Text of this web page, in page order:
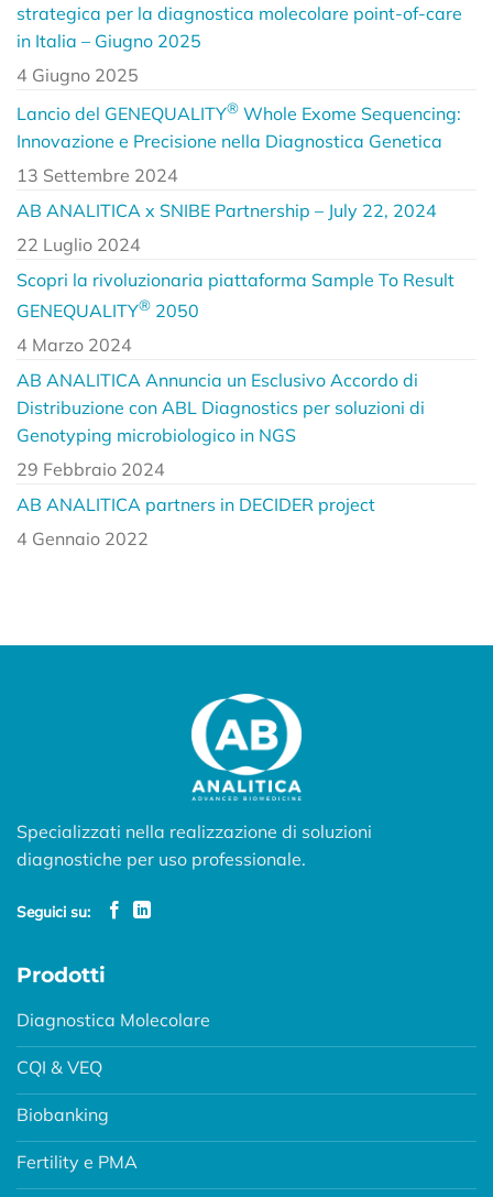
strategica per la diagnostica molecolare point-of-care
in Italia – Giugno 2025
4 Giugno 2025
Lancio del GENEQUALITY® Whole Exome Sequencing:
Innovazione e Precisione nella Diagnostica Genetica
13 Settembre 2024
AB ANALITICA x SNIBE Partnership – July 22, 2024
22 Luglio 2024
Scopri la rivoluzionaria piattaforma Sample To Result
GENEQUALITY® 2050
4 Marzo 2024
AB ANALITICA Annuncia un Esclusivo Accordo di
Distribuzione con ABL Diagnostics per soluzioni di
Genotyping microbiologico in NGS
29 Febbraio 2024
AB ANALITICA partners in DECIDER project
4 Gennaio 2022
Specializzati nella realizzazione di soluzioni
diagnostiche per uso professionale.
Seguici su:
Prodotti
Diagnostica Molecolare
CQI & VEQ
Biobanking
Fertility e PMA